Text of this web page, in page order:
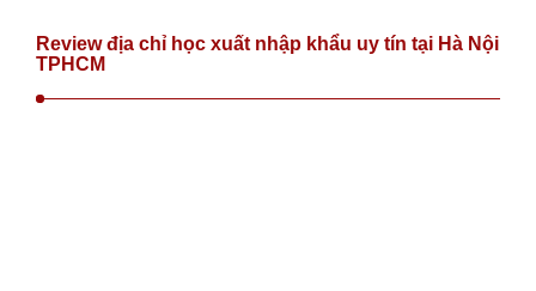
Review địa chỉ học xuất nhập khẩu uy tín tại Hà Nội
TPHCM